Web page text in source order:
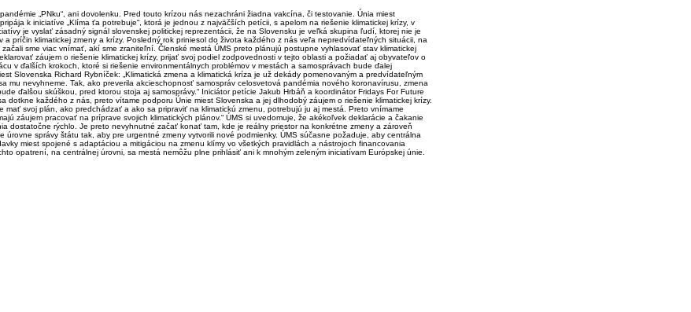
„PNku“, ani dovolenku. Pred touto krízou nás nezachráni žiadna vakcína, či testovanie. Únia miest
k iniciatíve „Klíma ťa potrebuje“, ktorá je jednou z najväčších petícii, s apelom na riešenie klimatickej krízy, v
je vyslať zásadný signál slovenskej politickej reprezentácii, že na Slovensku je veľká skupina ľudí, ktorej nie je
a príčin klimatickej zmeny a krízy. Posledný rok priniesol do života každého z nás veľa nepredvídateľných situácii, na
sme viac vnímať, akí sme zraniteľní. Členské mestá ÚMS preto plánujú postupne vyhlasovať stav klimatickej
záujem o riešenie klimatickej krízy, prijať svoj podiel zodpovednosti v tejto oblasti a požiadať aj obyvateľov o
v ďalších krokoch, ktoré si riešenie environmentálnych problémov v mestách a samosprávach bude ďalej
Slovenska Richard Rybníček: „Klimatická zmena a klimatická kríza je už dekády pomenovaným a predvídateľným
mu nevyhneme. Tak, ako preverila akcieschopnosť samospráv celosvetová pandémia nového koronavírusu, zmena
ďalšou skúškou, pred ktorou stoja aj samosprávy.“ Iniciátor petície Jakub Hrbáň a koordinátor Fridays For Future
dotkne každého z nás, preto vítame podporu Únie miest Slovenska a jej dlhodobý záujem o riešenie klimatickej krízy.
mať svoj plán, ako predchádzať a ako sa pripraviť na klimatickú zmenu, potrebujú ju aj mestá. Preto vnímame
záujem pracovať na príprave svojich klimatických plánov.“ ÚMS si uvedomuje, že akékoľvek deklarácie a čakanie
dostatočne rýchlo. Je preto nevyhnutné začať konať tam, kde je reálny priestor na konkrétne zmeny a zároveň
úrovne správy štátu tak, aby pre urgentné zmeny vytvorili nové podmienky. ÚMS súčasne požaduje, aby centrálna
miest spojené s adaptáciou a mitigáciou na zmenu klímy vo všetkých pravidlách a nástrojoch financovania
opatrení, na centrálnej úrovni, sa mestá nemôžu plne prihlásiť ani k mnohým zeleným iniciatívam Európskej únie.